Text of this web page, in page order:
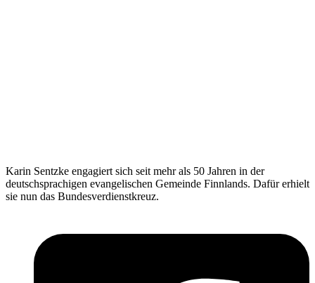
Karin Sentzke engagiert sich seit mehr als 50 Jahren in der
deutschsprachigen evangelischen Gemeinde Finnlands. Dafür erhielt
sie nun das Bundesverdienstkreuz.